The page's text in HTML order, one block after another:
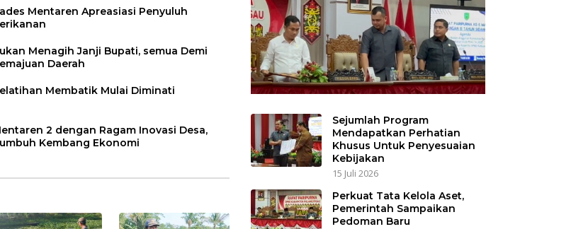
Mentaren Apreasiasi Penyuluh
Menagih Janji Bupati, semua Demi
Daerah
Membatik Mulai Diminati
2 dengan Ragam Inovasi Desa,
Kembang Ekonomi
Sejumlah Program
Mendapatkan Perhatian
Khusus Untuk Penyesuaian
Kebijakan
15 Juli 2026
Perkuat Tata Kelola Aset,
Pemerintah Sampaikan
Pedoman Baru